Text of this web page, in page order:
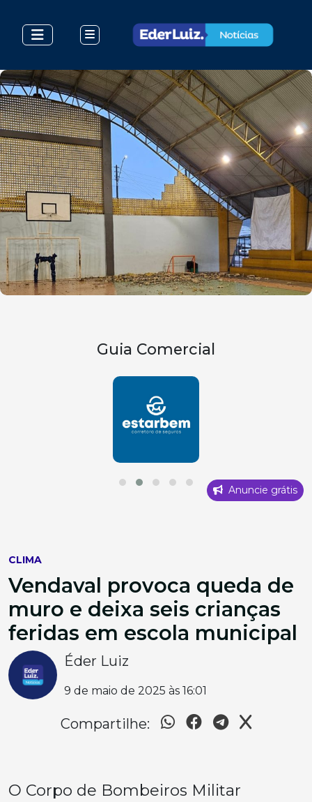
Guia Comercial
Anuncie grátis
CLIMA
Vendaval provoca queda de
muro e deixa seis crianças
feridas em escola municipal
Éder Luiz
9 de maio de 2025 às 16:01
Compartilhe:
O Corpo de Bombeiros Militar